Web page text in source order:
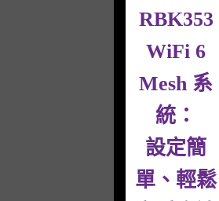
RBK353
WiFi 6
Mesh 系
統：
設定簡
單、輕鬆